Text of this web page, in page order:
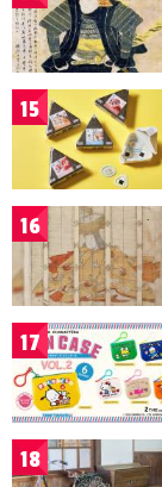
15
16
17
18